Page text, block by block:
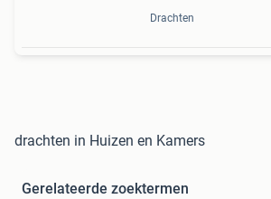
Drachten
drachten in Huizen en Kamers
Gerelateerde zoektermen